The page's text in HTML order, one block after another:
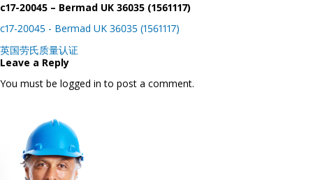
c17-20045 – Bermad UK 36035 (1561117)
c17-20045 - Bermad UK 36035 (1561117)
Post
navigation
英国劳氏质量认证
Leave a Reply
You must be logged in to post a comment.